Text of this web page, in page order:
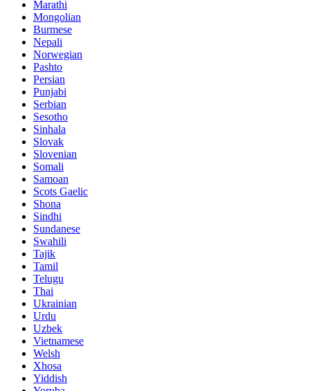
Marathi
Mongolian
Burmese
Nepali
Norwegian
Pashto
Persian
Punjabi
Serbian
Sesotho
Sinhala
Slovak
Slovenian
Somali
Samoan
Scots Gaelic
Shona
Sindhi
Sundanese
Swahili
Tajik
Tamil
Telugu
Thai
Ukrainian
Urdu
Uzbek
Vietnamese
Welsh
Xhosa
Yiddish